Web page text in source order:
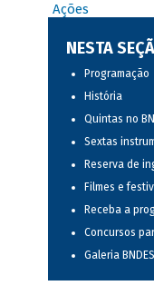
Ações
NESTA
Programação
História
Quintas no
Sextas
Reserva de
Filmes e
Receba a
Concursos
Galeria BNDES